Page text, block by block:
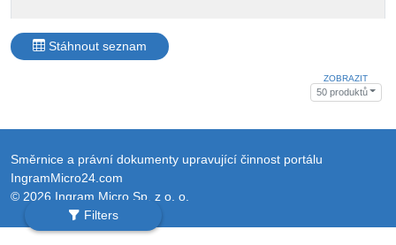
Filters
Stáhnout seznam
ZOBRAZIT
50 produktů
Směrnice a právní dokumenty upravující činnost portálu
IngramMicro24.com
© 2026 Ingram Micro Sp. z o. o.